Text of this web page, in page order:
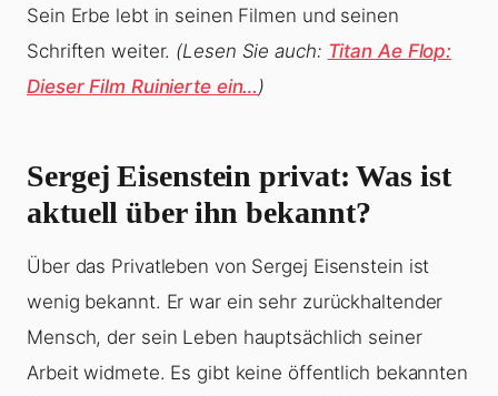
Sein Erbe lebt in seinen Filmen und seinen
Schriften weiter. (Lesen Sie auch: Titan Ae Flop:
Dieser Film Ruinierte ein…)
Sergej Eisenstein privat: Was ist
aktuell über ihn bekannt?
Über das Privatleben von Sergej Eisenstein ist
wenig bekannt. Er war ein sehr zurückhaltender
Mensch, der sein Leben hauptsächlich seiner
Arbeit widmete. Es gibt keine öffentlich bekannten